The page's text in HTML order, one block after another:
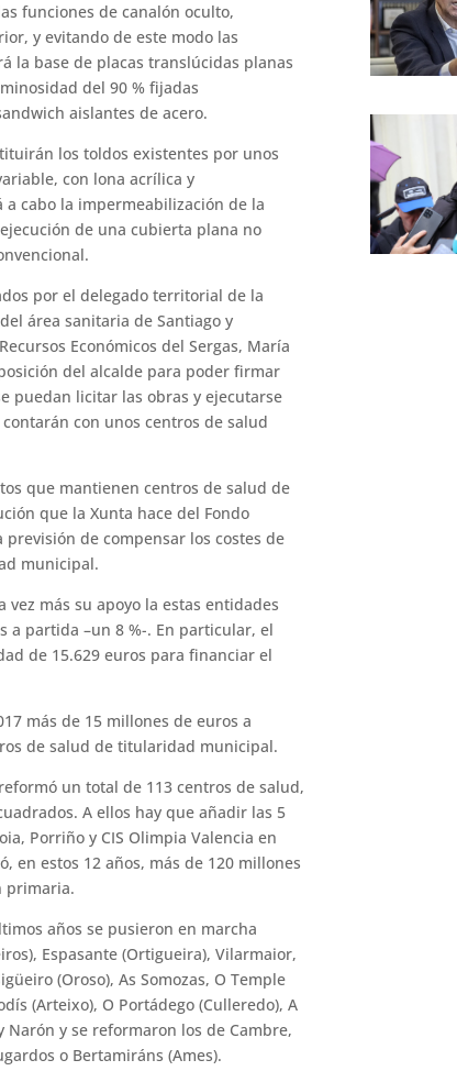
funciones de canalón oculto,
y evitando de este modo las
la base de placas translúcidas planas
del 90 % fijadas
aislantes de acero.
los toldos existentes por unos
con lona acrílica y
cabo la impermeabilización de la
de una cubierta plana no
por el delegado territorial de la
área sanitaria de Santiago y
Económicos del Sergas, María
del alcalde para poder firmar
puedan licitar las obras y ejecutarse
con unos centros de salud
que mantienen centros de salud de
que la Xunta hace del Fondo
de compensar los costes de
municipal.
más su apoyo la estas entidades
a partida –un 8 %-. En particular, el
de 15.629 euros para financiar el
más de 15 millones de euros a
de salud de titularidad municipal.
un total de 113 centros de salud,
A ellos hay que añadir las 5
Porriño y CIS Olimpia Valencia en
en estos 12 años, más de 120 millones
primaria.
años se pusieron en marcha
Espasante (Ortigueira), Vilarmaior,
(Oroso), As Somozas, O Temple
(Arteixo), O Portádego (Culleredo), A
Narón y se reformaron los de Cambre,
o Bertamiráns (Ames).